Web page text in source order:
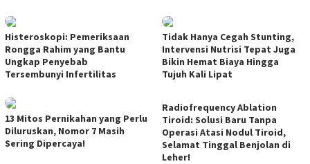
Histeroskopi: Pemeriksaan
Rongga Rahim yang Bantu
Ungkap Penyebab
Tersembunyi Infertilitas
Tidak Hanya Cegah Stunting,
Intervensi Nutrisi Tepat Juga
Bikin Hemat Biaya Hingga
Tujuh Kali Lipat
13 Mitos Pernikahan yang Perlu
Diluruskan, Nomor 7 Masih
Sering Dipercaya!
Radiofrequency Ablation
Tiroid: Solusi Baru Tanpa
Operasi Atasi Nodul Tiroid,
Selamat Tinggal Benjolan di
Leher!